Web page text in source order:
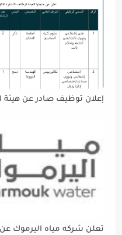
إعلان توظيف صادر عن هيئة
تعلن شركه مياه اليرموك عن